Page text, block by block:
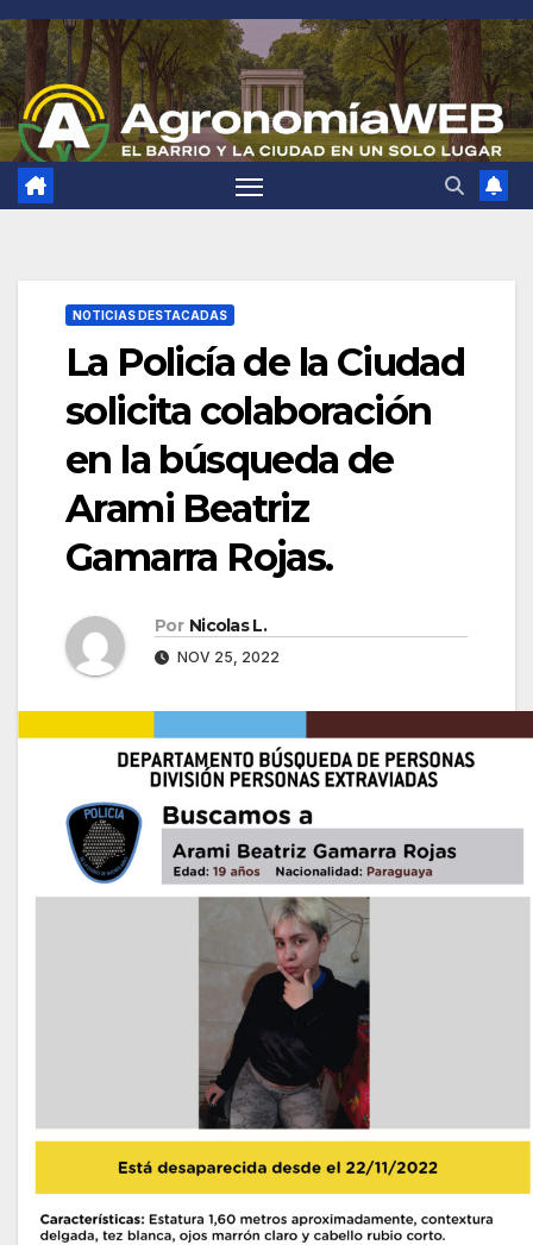
Saltar
al
contenido
NOTICIAS DESTACADAS
La Policía de la Ciudad
solicita colaboración
en la búsqueda de
Arami Beatriz
Gamarra Rojas.
Por Nicolas L.
NOV 25, 2022